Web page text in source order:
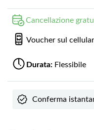
Cancellazione
Voucher sul
Durata: Flessibile
Conferma